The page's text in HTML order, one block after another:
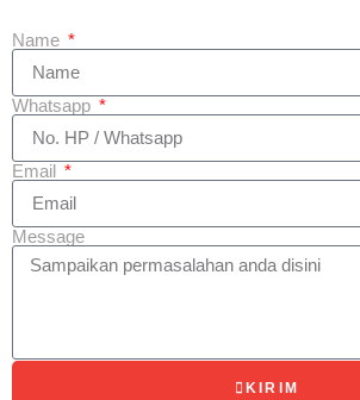
Name
Whatsapp
Email
Message
KIRIM